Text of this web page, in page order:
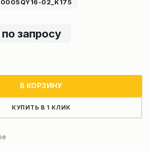
02_K175
запросу
В КОРЗИНУ
КУПИТЬ В 1 КЛИК